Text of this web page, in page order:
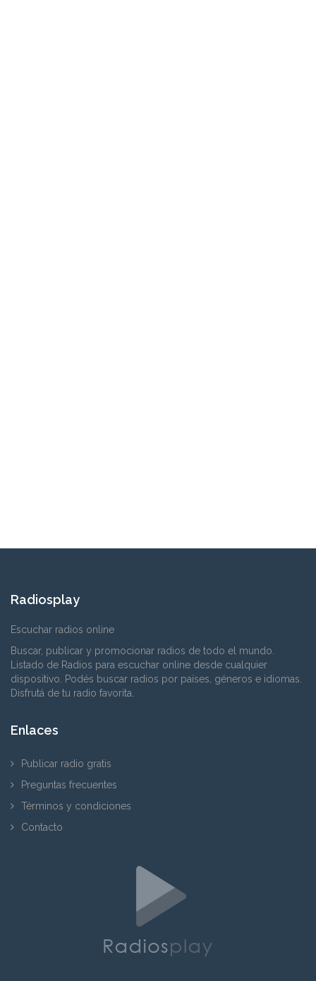
Radiosplay
Escuchar radios online
Buscar, publicar y promocionar radios de todo el mundo.
Listado de Radios para escuchar online desde cualquier
dispositivo. Podés buscar radios por países, géneros e idiomas.
Disfrutá de tu radio favorita.
Enlaces
Publicar radio gratis
Preguntas frecuentes
Términos y condiciones
Contacto